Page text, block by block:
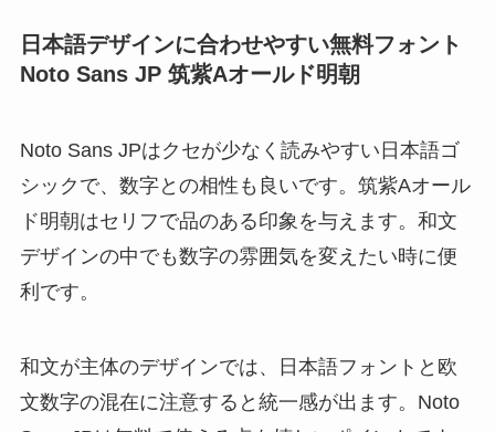
日本語デザインに合わせやすい無料フォント
Noto Sans JP 筑紫Aオールド明朝
Noto Sans JPはクセが少なく読みやすい日本語ゴ
シックで、数字との相性も良いです。筑紫Aオール
ド明朝はセリフで品のある印象を与えます。和文
デザインの中でも数字の雰囲気を変えたい時に便
利です。
和文が主体のデザインでは、日本語フォントと欧
文数字の混在に注意すると統一感が出ます。Noto